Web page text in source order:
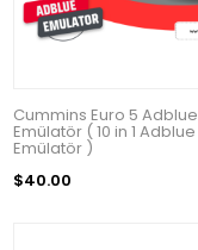
Cummins Euro 5 Adblue
Emülatör ( 10 in 1 Adblue
Emülatör )
$40.00